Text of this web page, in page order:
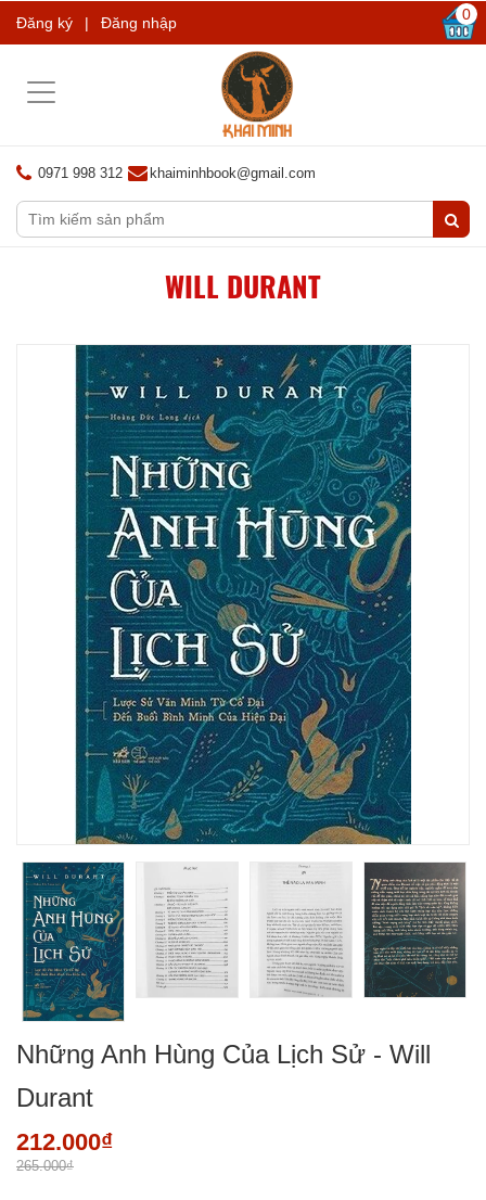
Đăng ký | Đăng nhập 0
Toggle
0971 998 312 khaiminhbook@gmail.com
WILL DURANT
Những Anh Hùng Của Lịch Sử - Will
Durant
212.000₫
265.000₫